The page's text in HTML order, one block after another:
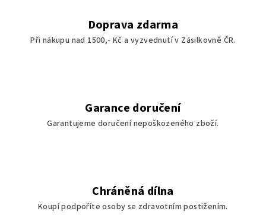
Doprava zdarma
Při nákupu nad 1500,- Kč a vyzvednutí v Zásilkovně ČR.
Garance doručení
Garantujeme doručení nepoškozeného zboží.
Chráněná dílna
Koupí podpoříte osoby se zdravotním postižením.